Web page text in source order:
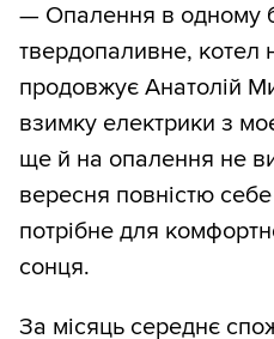
— Опалення в одному
твердопаливне, котел
продовжує Анатолій
взимку електрики з
ще й на опалення не
вересня повністю
потрібне для
сонця.
За місяць середнє